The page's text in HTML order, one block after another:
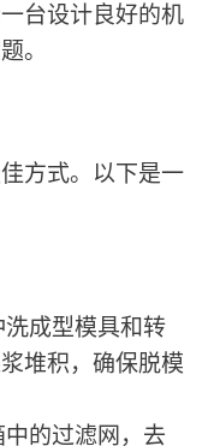
台设计良好的机
。
方式。以下是一
成型模具和转
堆积，确保脱模
的过滤网，去